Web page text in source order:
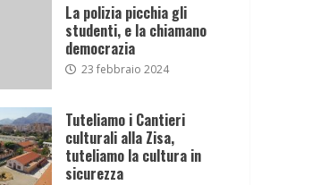
La polizia picchia gli
studenti, e la chiamano
democrazia
23 febbraio 2024
Tuteliamo i Cantieri
culturali alla Zisa,
tuteliamo la cultura in
sicurezza